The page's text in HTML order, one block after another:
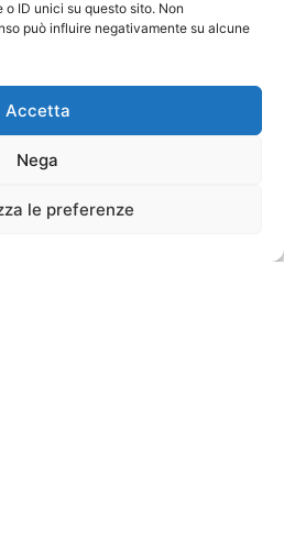
ID unici su questo sito. Non
può influire negativamente su alcune
Accetta
Nega
le preferenze